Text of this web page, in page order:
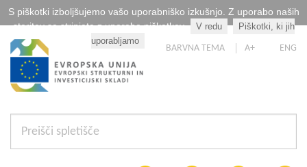
S piškotki izboljšujemo vašo uporabniško izkušnjo. Z uporabo naših
storitev se strinjate z uporabo piškotkov.
V redu
Piškotki, ki jih
uporabljamo
BARVNA TEMA A+ ENG